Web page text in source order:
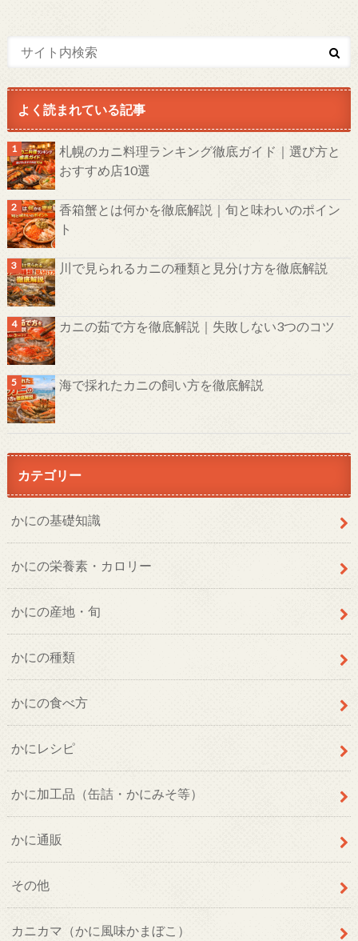
よく読まれている記事
札幌のカニ料理ランキング徹底ガイド｜選び方と
おすすめ店10選
香箱蟹とは何かを徹底解説｜旬と味わいのポイン
ト
川で見られるカニの種類と見分け方を徹底解説
カニの茹で方を徹底解説｜失敗しない3つのコツ
海で採れたカニの飼い方を徹底解説
カテゴリー
かにの基礎知識
かにの栄養素・カロリー
かにの産地・旬
かにの種類
かにの食べ方
かにレシピ
かに加工品（缶詰・かにみそ等）
かに通販
その他
カニカマ（かに風味かまぼこ）